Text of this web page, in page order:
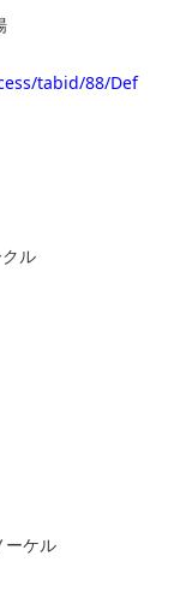
tabid/88/Def
ル
ーケル